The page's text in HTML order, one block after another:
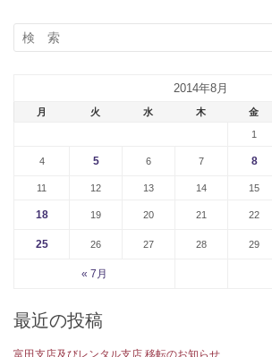
2014年8月
月 火 水 木 金
« 7月
1
4 5 6 7 8
11 12 13 14 15
18 19 20 21 22
25 26 27 28 29
最近の投稿
富田支店及びレンタル支店 移転のお知らせ